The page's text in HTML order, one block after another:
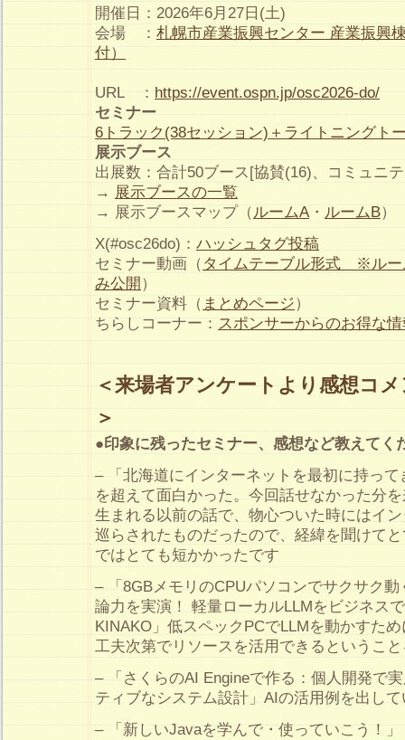
開催日：2026年6月27日(土)
会場 ： 札幌市産業振興センター 産業振興
付）
URL ： https://event.ospn.jp/osc2026-do/
セミナー
6トラック(38セッション)＋ライトニングト
展示ブース
出展数：合計50ブース[協賛(16)、コミュニ
→ 展示ブースの一覧
→ 展示ブースマップ（ルームA ・ ルームB）
X(#osc26do)： ハッシュタグ投稿
セミナー動画（ タイムテーブル形式 ※ルー
み公開 ）
セミナー資料（ まとめページ）
ちらしコーナー： スポンサーからのお得な
＜来場者アンケートより感想コ
＞
●印象に残ったセミナー、感想など教えてく
– 「北海道にインターネットを最初に持っ
を超えて面白かった。今回話せなかった分
生まれる以前の話で、物心ついた時にはイ
巡らされたものだったので、経緯を聞けて
ではとても短かかったです
– 「8GBメモリのCPUパソコンでサクサク動
論力を実演！ 軽量ローカルLLMをビジネス
KINAKO」低スペックPCでLLMを動かすた
工夫次第でリソースを活用できるというこ
– 「さくらのAI Engineで作る：個人開発で
ティブなシステム設計」AIの活用例を出し
– 「新しいJavaを学んで・使っていこう！